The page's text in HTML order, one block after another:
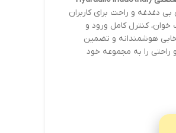
بی دغدغه و راحت برای کاربران
خوان، کنترل کامل ورود و
هوشمندانه و تضمین
راحتی را به مجموعه خود